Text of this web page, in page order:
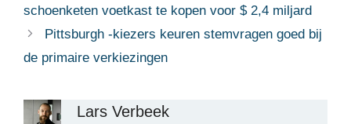
schoenketen voetkast te kopen voor $ 2,4 miljard
Pittsburgh -kiezers keuren stemvragen goed bij
de primaire verkiezingen
Lars Verbeek